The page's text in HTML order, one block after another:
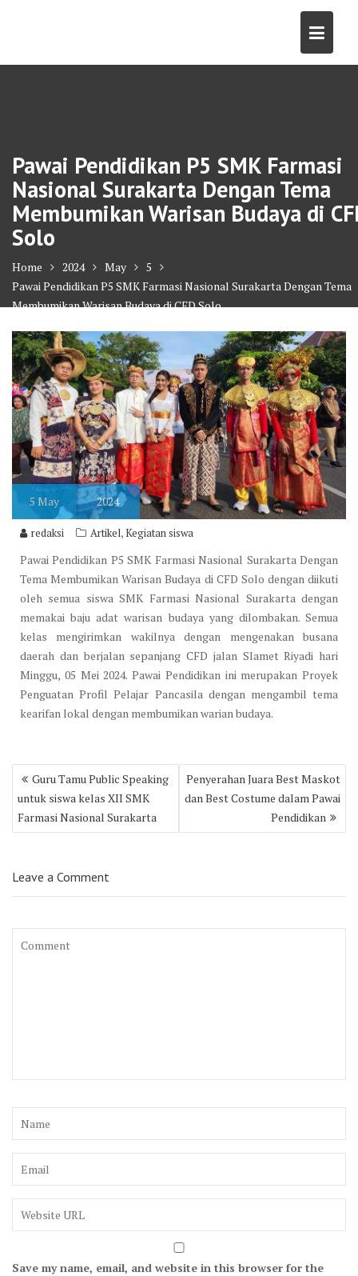
Pawai Pendidikan P5 SMK Farmasi
Nasional Surakarta Dengan Tema
Membumikan Warisan Budaya di
Solo
Home 2024 May
5
Pawai Pendidikan P5 SMK Farmasi Nasional Surakarta Dengan Tema
Membumikan Warisan Budaya di CFD Solo
5 May 2024
redaksi Artikel,Kegiatan siswa
Pawai Pendidikan P5 SMK Farmasi Nasional Surakarta Dengan
Tema Membumikan Warisan Budaya di CFD Solo dengan diikuti
oleh semua siswa SMK Farmasi Nasional Surakarta dengan
memakai baju adat warisan budaya yang dilombakan. Semua
kelas mengirimkan wakilnya dengan mengenakan busana
daerah dan berjalan sepanjang CFD jalan Slamet Riyadi hari
Minggu, 05 Mei 2024. Pawai Pendidikan ini merupakan Proyek
Penguatan Profil Pelajar Pancasila dengan mengambil tema
kearifan lokal dengan membumikan warian budaya.
Post
navigation
Guru Tamu Public Speaking
untuk siswa kelas XII SMK
Farmasi Nasional Surakarta
Penyerahan Juara Best Maskot
dan Best Costume dalam Pawai
Pendidikan
Leave a Comment
Save my name, email, and website in this browser for the